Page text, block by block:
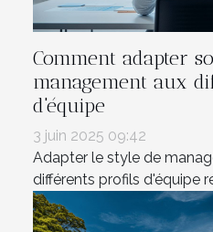
Comment adapter
management aux
d'équipe
3 juin 2025 09:42
Adapter le style de
différents profils d'équipe